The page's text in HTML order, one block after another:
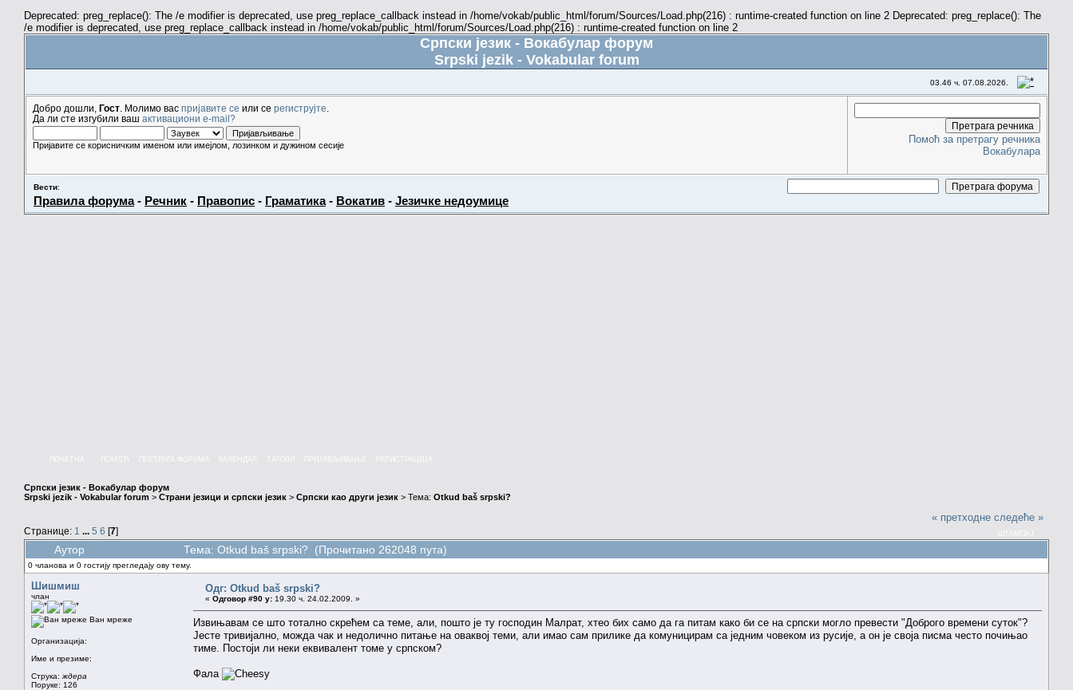
Deprecated: preg_replace(): The /e modifier is deprecated, use preg_replace_callback instead in /home/vokab/public_html/forum/Sources/Load.php(216) : runtime-created function on line 2 Deprecated: preg_replace(): The
/e modifier is deprecated, use preg_replace_callback instead in /home/vokab/public_html/forum/Sources/Load.php(216) : runtime-created function on line 2
Српски језик - Вокабулар форум
Srpski jezik - Vokabular forum
03.46 ч. 07.08.2026.
Добро дошли, Гост . Молимо вас пријавите се или се региструјте
Да ли сте изгубили ваш активациони e-mail?
Пријавите се корисничким именом или имејлом, лозинком и дужином сесије
Помоћ за претрагу речника
Вокабулара
Вести:
Правила форума- Речник - Правопис - Граматика- Вокатив - Језичке недоумице
КАЛЕНДАР
Српски језик - Вокабулар форум
Srpski jezik - Vokabular forum > Страни језици и српски језик > Српски као други језик > Тема: Otkud baš srpski?
Странице: 1 ... 5 6 [7]
« претходне следеће »
Аутор Тема: Otkud baš srpski? (Прочитано 262048 пута)
0 чланова и 0 гостију прегледају ову тему.
Шишмиш
члан
Ван мреже
Организација:
Име и презиме:
Струка: ждера
Поруке: 126
Одг: Otkud baš srpski?
« Одговор #90 у: 19.30 ч. 24.02.2009. »
Извињавам се што тотално скрећем са теме, али, пошто је ту господин Малрат, хтео бих само да га питам како би се на српски могло превести "Доброго времени суток"?
Јесте тривијално, можда чак и недолично питање на оваквој теми, али имао сам прилике да комуницирам са једним човеком из русије, а он је своја писма често почињао
тиме. Постоји ли неки еквивалент томе у српском?
Фала